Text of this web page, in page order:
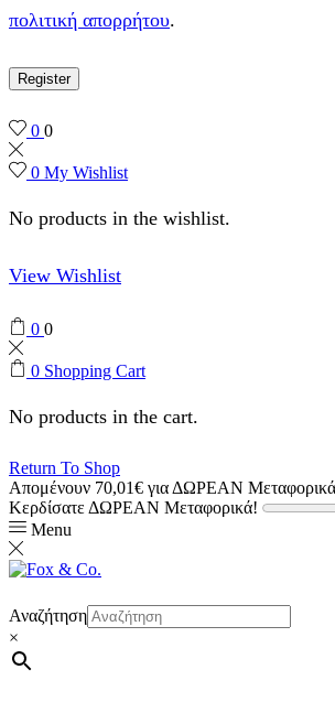
πολιτική απορρήτου.
Register
0 0
0 My Wishlist
No products in the wishlist.
View Wishlist
0 0
0 Shopping Cart
No products in the cart.
Return To Shop
Απομένουν 70,01€ για ΔΩΡΕΑΝ
Κερδίσατε ΔΩΡΕΑΝ Μεταφορικά!
Menu
Αναζήτηση
×